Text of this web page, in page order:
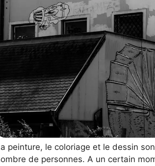
peinture, le coloriage et le dessin
de personnes. A un certain